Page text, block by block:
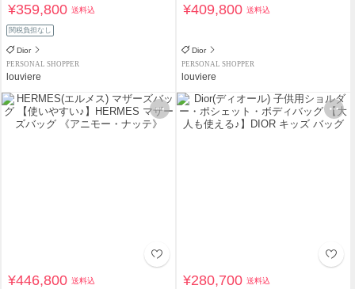
¥359,800送料込
関税負担なし
Dior
PERSONAL SHOPPER
louviere
¥409,800送料込
Dior
PERSONAL SHOPPER
louviere
¥446,800送料込 ¥280,700送料込